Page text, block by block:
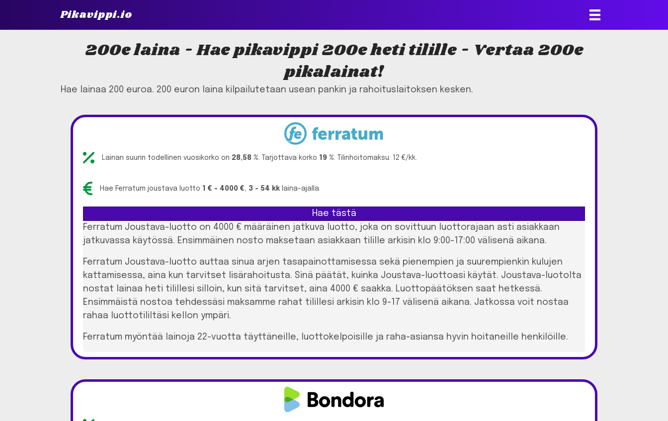
Pikavippi.io
200e laina - Hae pikavippi 200e heti tilille - Vertaa 200e
pikalainat!
Hae lainaa 200 euroa. 200 euron laina kilpailutetaan usean pankin ja rahoituslaitoksen kesken.
Lainan suurin todellinen vuosikorko on 28,58 % . Tarjottava korko 19 % . Tilinhoitomaksu: 12 €/kk.
Hae Ferratum joustava luotto 1 € - 4000 € 3 - 54 kk laina-ajalla.
Hae tästä
Ferratum Joustava-luotto on 4000 € määräinen jatkuva luotto, joka on sovittuun luottorajaan asti asiakkaan
jatkuvassa käytössä. Ensimmäinen nosto maksetaan asiakkaan tilille arkisin klo 9:00-17:00 välisenä aikana.
Ferratum Joustava-luotto auttaa sinua arjen tasapainottamisessa sekä pienempien ja suurempienkin kulujen
kattamisessa, aina kun tarvitset lisärahoitusta. Sinä päätät, kuinka Joustava-luottoasi käytät. Joustava-luotolta
nostat lainaa heti tilillesi silloin, kun sitä tarvitset, aina 4000 € saakka. Luottopäätöksen saat hetkessä.
Ensimmäistä nostoa tehdessäsi maksamme rahat tilillesi arkisin klo 9-17 välisenä aikana. Jatkossa voit nostaa
rahaa luottotililtäsi kellon ympäri.
Ferratum myöntää lainoja 22-vuotta täyttäneille, luottokelpoisille ja raha-asiansa hyvin hoitaneille henkilöille.